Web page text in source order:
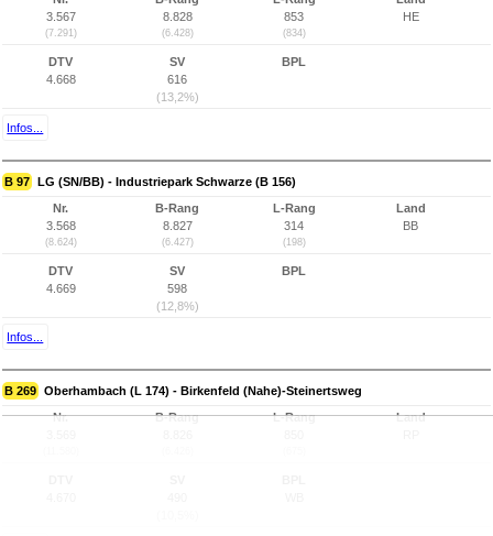
3.567
(7.291)
8.828
(6.428)
853
(834)
HE
DTV
4.668
SV
616
(13,2%)
BPL
Infos...
B 97 LG (SN/BB) - Industriepark Schwarze (B 156)
Nr.
3.568
(8.624)
B-Rang
8.827
(6.427)
L-Rang
314
(198)
Land
BB
DTV
4.669
SV
598
(12,8%)
BPL
Infos...
B 269 Oberhambach (L 174) - Birkenfeld (Nahe)-Steinertsweg
Nr.
B-Rang
L-Rang
Land